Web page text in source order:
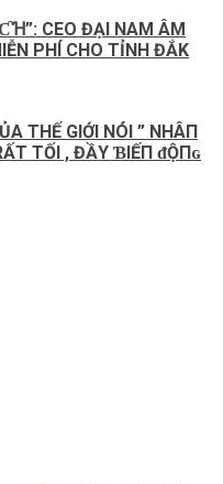
CEO ĐẠI NAM ÂM
PHÍ CHO TỈNH ĐẮK
THẾ GIỚI NÓI ” NНÂП
ΤỐΙ , ĐẦY ƁΙẾП ᵭỘПɢ